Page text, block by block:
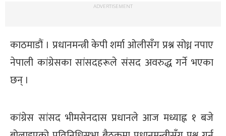
ADVERTISEMENT
काठमाडौं । प्रधानमन्त्री केपी शर्मा ओलीसँग प्रश्न सोध्न नपाए
नेपाली कांग्रेसका सांसदहरूले संसद अवरुद्ध गर्ने भएका
छन् ।
कांग्रेस सांसद भीमसेनदास प्रधानले आज मध्याह्न १ बजे